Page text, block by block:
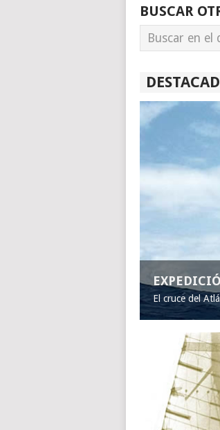
BUSCAR
El cruce del